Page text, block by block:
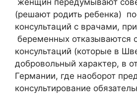
(решают родить ребенка)
консультаций с врачами,
беременных отказываются
консультаций (которые в
добровольный характер, в
Германии, где наоборот
консультирование